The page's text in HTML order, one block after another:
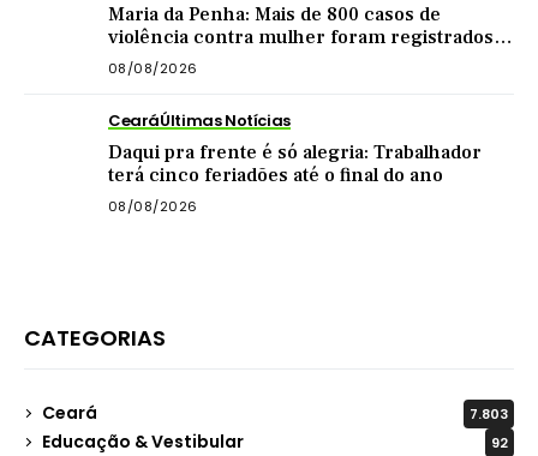
Maria da Penha: Mais de 800 casos de
violência contra mulher foram registrados
no Sertão Central este ano
08/08/2026
CearáÚltimas Notícias
Daqui pra frente é só alegria: Trabalhador
terá cinco feriadões até o final do ano
08/08/2026
CATEGORIAS
Ceará 7.803
Educação & Vestibular 92